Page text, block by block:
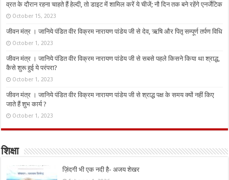
व्रत के दौरान रहना चाहते हैं हेल्दी, तो डाइट में शामिल करें ये चीजें; नौ दिन तक बने रहेंगे एनर्जेटिक
October 15, 2023
जीवन मंत्र । जानिये पंडित वीर विक्रम नारायण पांडेय जी से देव, ऋषि और पितृ सम्पूर्ण तर्पण विधि
October 1, 2023
जीवन मंत्र । जानिये पंडित वीर विक्रम नारायण पांडेय जी से सबसे पहले किसने किया था श्राद्ध,
कैसे शुरू हुई ये परंपरा?
October 1, 2023
जीवन मंत्र । जानिये पंडित वीर विक्रम नारायण पांडेय जी से श्राद्ध पक्ष के समय क्यों नहीं किए
जाते हैं शुभ कार्य ?
October 1, 2023
शिक्षा
ज़िंदगी भी एक नदी है- अजय शेखर